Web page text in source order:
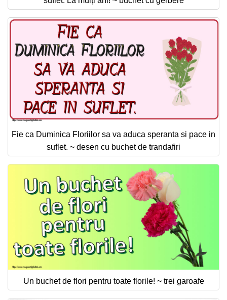
Fie ca Duminica Floriilor sa va aduca speranta si pace in
suflet. ~ desen cu buchet de trandafiri
Un buchet de flori pentru toate florile! ~ trei garoafe